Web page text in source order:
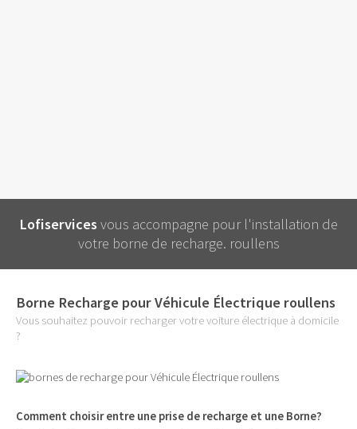
Lofiservices vous accompagne pour l'installation de
votre borne de recharge. roullens
Borne Recharge pour Véhicule Électrique roullens
Vous souhaitez pouvoir recharger votre voiture électrique à domicile
?
Comment choisir entre une prise de recharge et une Borne?